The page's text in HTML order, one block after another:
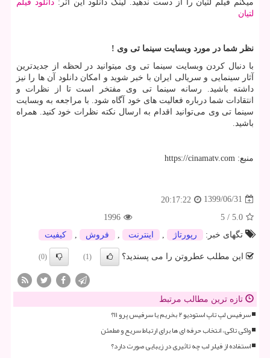
میکنم فیلم لتیان را از دست ندهید. لینک دانلود این اثر:دانلود فیلم
لتیان
نظر شما در مورد وبسایت سینما تی وی !
با دنبال کردن وبسایت سینما تی وی میتوانید در لحظه از جدیدترین
آثار سینمایی و سریالی ایران با خبر شوید و امکان دانلود آن ها را نیز
داشته باشید. رسانه سینما تی وی مفتخر است تا از نظرات و
انتقادات شما درباره فعالیت های خود آگاه شود. با مراجعه به وبسایت
سینما تی وی می‌توانید اقدام به ارسال نکته نظرات خود کنید. همراه
باشید.
منبع: https://cinamatv.com
1399/06/31
20:17:22
5.0
/
5
1996
تگهای خبر:
رپورتاژ اینترنت فروش كیفیت
این مطلب عطروتن را می پسندید؟ (1)
(0)
تازه ترین مطالب مرتبط
سرفیس لپ تاپ استودیو ۲ بخریم یا سرفیس پرو ۱۱؟
واکی تاکی، انتخاب حرفه ای ها برای ارتباط سریع و مطمئن
استفاده از فیلر لب چه تاثیری در زیبایی صورت دارد؟